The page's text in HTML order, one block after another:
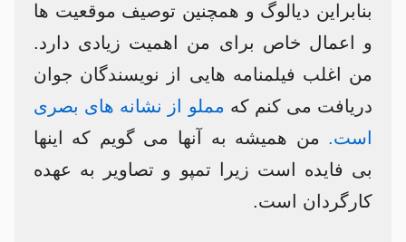
بنابراین دیالوگ و همچنین توصیف موقعیت ها
و اعمال خاص برای من اهمیت زیادی دارد.
من اغلب فیلمنامه هایی از نویسندگان جوان
دریافت می کنم که مملو از نشانه های بصری
است. من همیشه به آنها می گویم که اینها
بی فایده است زیرا تمپو و تصاویر به عهده
کارگردان است.